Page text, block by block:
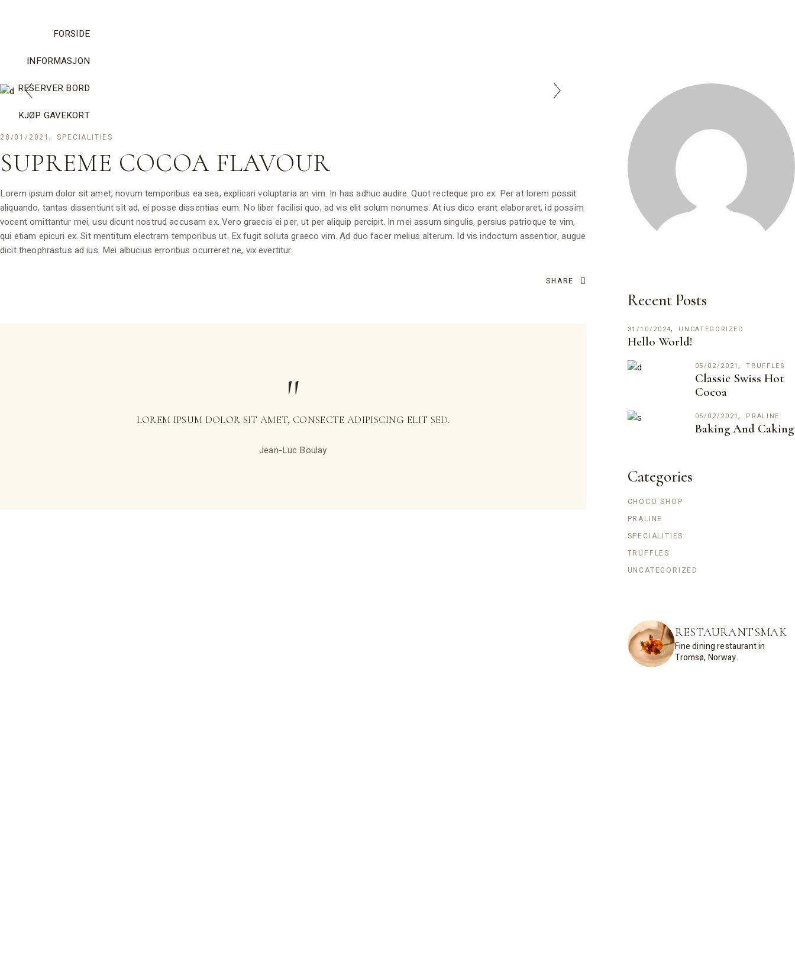
FORSIDE
INFORMASJON
RESERVER BORD
KJØP GAVEKORT
28/01/2021 SPECIALITIES
SUPREME COCOA FLAVOUR
Lorem ipsum dolor sit amet, novum temporibus ea sea, explicari voluptaria an vim. In has adhuc audire. Quot recteque pro ex. Per at lorem possit
aliquando, tantas dissentiunt sit ad, ei posse dissentias eum. No liber facilisi quo, ad vis elit solum nonumes. At ius dico erant elaboraret, id possim
vocent omittantur mei, usu dicunt nostrud accusam ex. Vero graecis ei per, ut per aliquip percipit. In mei assum singulis, persius patrioque te vim,
qui etiam epicuri ex. Sit mentitum electram temporibus ut. Ex fugit soluta graeco vim. Ad duo facer melius alterum. Id vis indoctum assentior, augue
dicit theophrastus ad ius. Mei albucius erroribus ocurreret ne, vix evertitur.
SHARE
LOREM IPSUM DOLOR SIT AMET, CONSECTE ADIPISCING ELIT SED.
Jean-Luc Boulay
Recent Posts
31/10/2024 UNCATEGORIZED
Hello World!
05/02/2021 TRUFFLES
Classic Swiss Hot
Cocoa
05/02/2021 PRALINE
Baking And Caking
Categories
CHOCO SHOP
PRALINE
SPECIALITIES
TRUFFLES
UNCATEGORIZED
RESTAURANTSMAK
Fine dining restaurant in
Tromsø, Norway.